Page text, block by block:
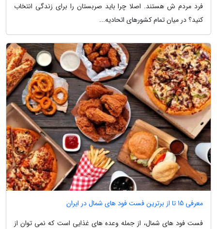
فرد مردم ش هستند. اصلا چرا باید صربستان را برای زندگی انتخاب
کنید؟ در میان تمام کشورهای اتحادیه...
معرفی 15 تا از برترین فست فود های شمال در ایران
فست فود های شمال، از جمله وعده های غذایی است که نمی توان از